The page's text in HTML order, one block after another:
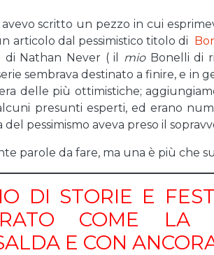
scritto un pezzo in cui
articolo dal pessimistico titolo di
Nathan Never ( il mioBonelli di
sembrava destinato a finire, e in
delle più ottimistiche;
presunti esperti, ed erano
del pessimismo aveva preso il
parole da fare, ma una è più che
DI STORIE E
COME
E CON